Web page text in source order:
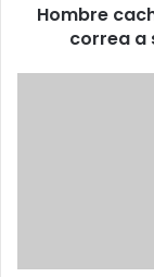
Hombre
correa a
en